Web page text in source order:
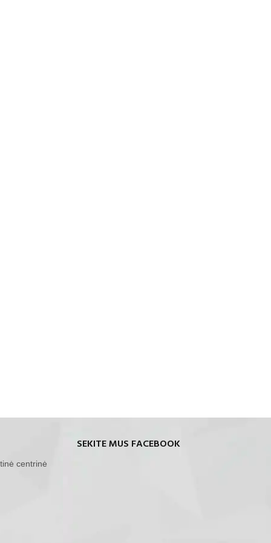
centrinė
SEKITE MUS FACEBOOK